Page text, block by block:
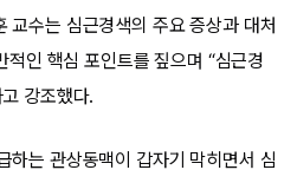
교수는 심근경색의 주요 증상과 대처
인 핵심 포인트를 짚으며 “심근경
강조했다.
하는 관상동맥이 갑자기 막히면서 심